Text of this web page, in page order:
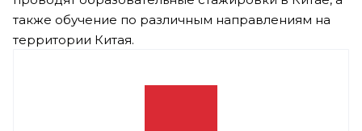
также обучение по различным направлениям на
территории Китая.